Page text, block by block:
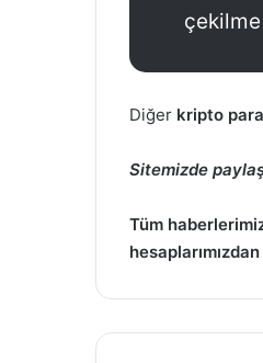
çekilme
Diğer kripto
Sitemizde
Tüm